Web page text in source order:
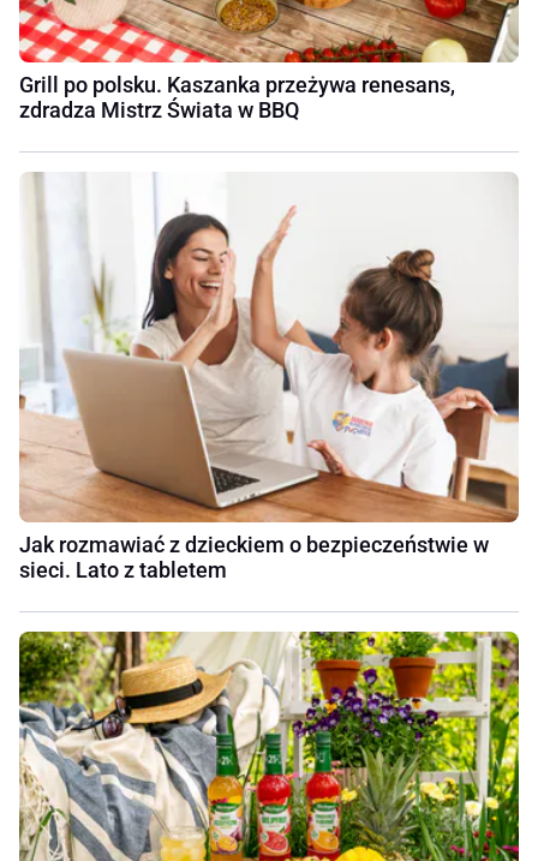
Grill po polsku. Kaszanka przeżywa renesans,
zdradza Mistrz Świata w BBQ
Jak rozmawiać z dzieckiem o bezpieczeństwie w
sieci. Lato z tabletem